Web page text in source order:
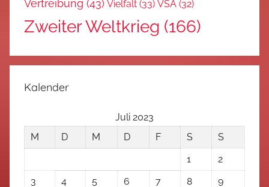
Vertreibung (43) Vielfalt (33) VSA (32)
Zweiter Weltkrieg (166)
Kalender
Juli 2023
M
D M D F S
S
1
2
3
4 5 6 7 8
9